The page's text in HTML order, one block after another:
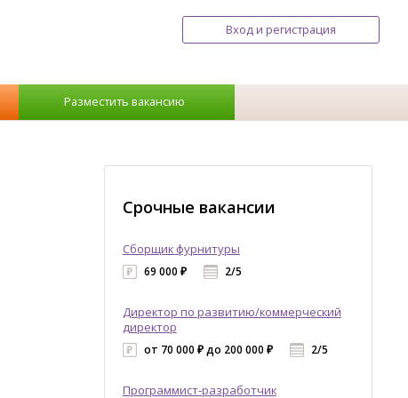
Вход и регистрация
Разместить вакансию
Срочные вакансии
Сборщик фурнитуры
69 000 ₽ 2/5
Директор по развитию/коммерческий
директор
от 70 000 ₽ до 200 000 ₽ 2/5
Программист-разработчик